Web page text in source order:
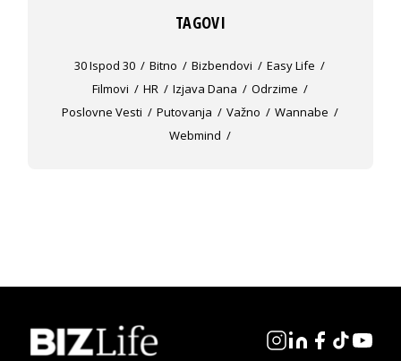
TAGOVI
30 Ispod 30 Bitno Bizbendovi
Easy Life
Filmovi
HR Izjava Dana
Odrzime
Poslovne Vesti
Putovanja Važno
Wannabe
Webmind